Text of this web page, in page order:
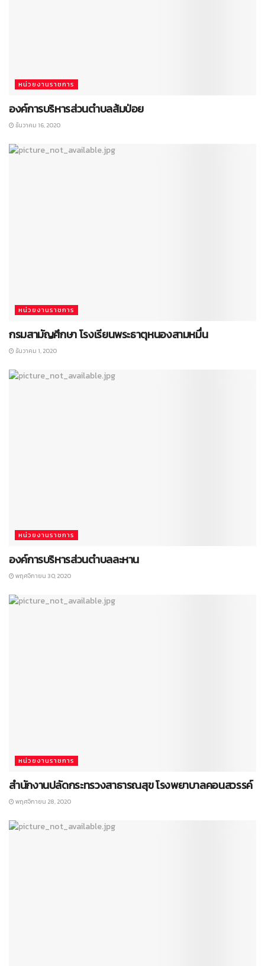
หน่วยงานราชการ
องค์การบริหารส่วนตำบลส้มป่อย
ธันวาคม 16, 2020
หน่วยงานราชการ
กรมสามัญศึกษา โรงเรียนพระธาตุหนองสามหมื่น
ธันวาคม 1, 2020
หน่วยงานราชการ
องค์การบริหารส่วนตำบลละหาน
พฤศจิกายน 30, 2020
หน่วยงานราชการ
สำนักงานปลัดกระทรวงสาธารณสุข โรงพยาบาลคอนสวรรค์
พฤศจิกายน 28, 2020